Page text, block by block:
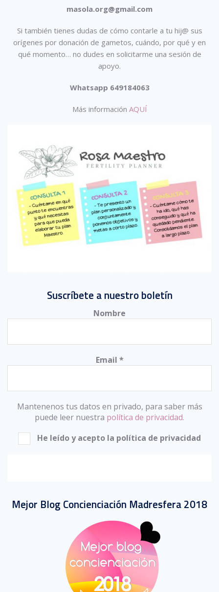
masola.org@gmail.com
Si también tienes dudas de cómo contarle a tu hij@ sus
orígenes por donación de gametos, cuándo, por qué y en
qué momento… no dudes en solicitarme una sesión de
apoyo.
Whatsapp 649184063
Más información AQUÍ
Suscríbete a nuestro boletín
Nombre
Email *
Mantenenos tus datos en privado, para saber más
puede leer nuestra política de privacidad.
He leído y acepto la política de privacidad
Mejor Blog Concienciación Madresfera 2018